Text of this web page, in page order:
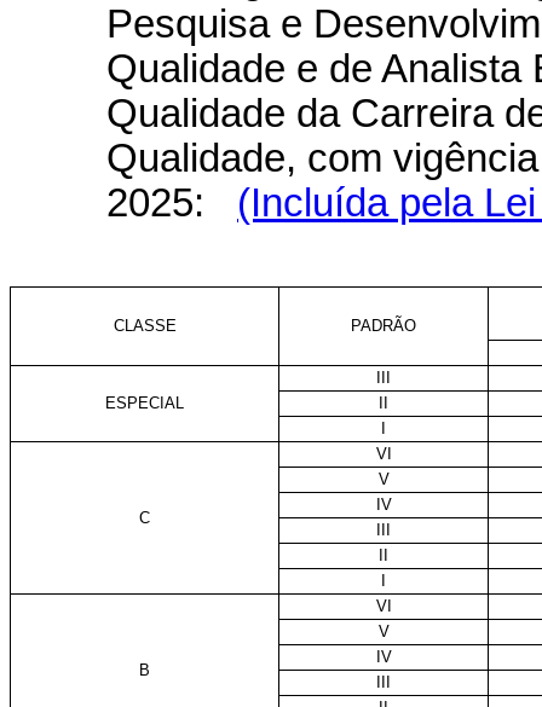
Pesquisa e
Qualidade e de Analista
Qualidade da Carreira
Qualidade, com
2025: (Incluída pela
CLASSE PADRÃO
ESPECIAL
C
VI
V
IV
B
VI
V
IV